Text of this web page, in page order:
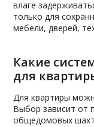
влаге
только для
мебели, дверей,
Какие
для
Для квартиры
Выбор зависит от
общедомовых